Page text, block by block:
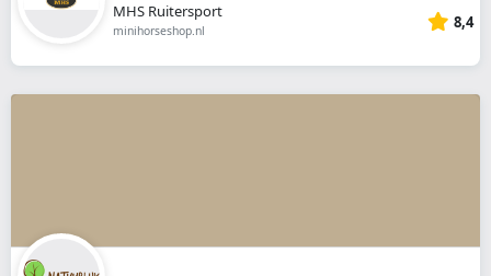
MHS Ruitersport
minihorseshop.nl 8,4